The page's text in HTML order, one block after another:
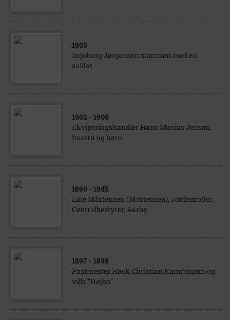
1903
Ingeborg Jørgensen sammen med en
soldat
1902 - 1908
Ekviperingshandler Hans Marius Jensen,
hustru og børn
1860 - 1945
Line Mårtensen (Mortensen), Jordemoder,
Centralbestyrer, Aarby.
1897 - 1898
Postmester Hack Christian Kampmann og
villa "Højbo".